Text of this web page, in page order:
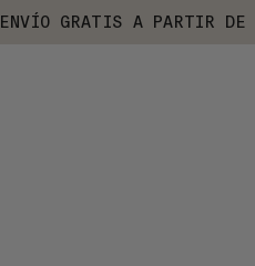
ENVÍO GRATIS A PARTIR